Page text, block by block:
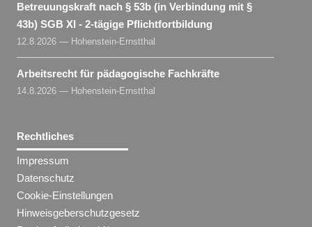
Betreuungskraft nach § 53b (in Verbindung mit §
43b) SGB XI - 2-tägige Pflichtfortbildung
12.8.2026 — Hohenstein-Ernstthal
Arbeitsrecht für pädagogische Fachkräfte
14.8.2026 — Hohenstein-Ernstthal
Rechtliches
Impressum
Datenschutz
Cookie-Einstellungen
Hinweisgeberschutzgesetz